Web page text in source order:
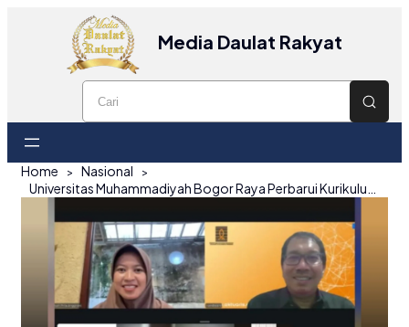
Media Daulat Rakyat
Home
Nasional